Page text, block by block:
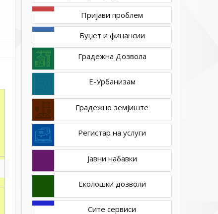
Општина
Делчево
Пријави проблем
Буџет и финансии
Градежна Дозвола
Е-Урбанизам
Градежно земјиште
Регистар на услуги
Јавни набавки
Еколошки дозволи
Сите сервиси